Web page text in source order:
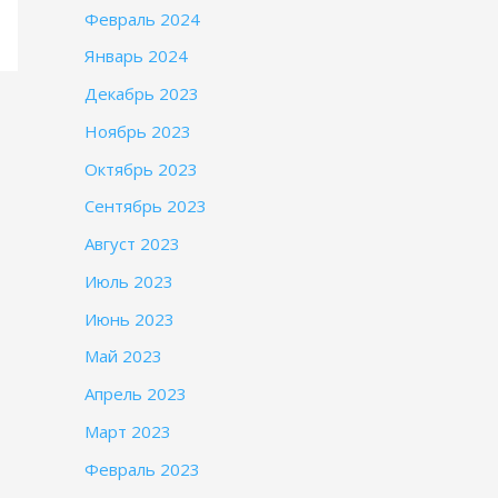
Февраль 2024
Январь 2024
Декабрь 2023
Ноябрь 2023
Октябрь 2023
Сентябрь 2023
Август 2023
Июль 2023
Июнь 2023
Май 2023
Апрель 2023
Март 2023
Февраль 2023